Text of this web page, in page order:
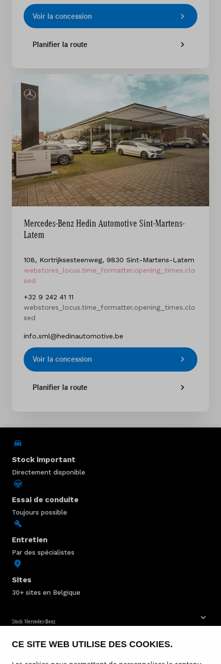
CE SITE WEB UTILISE DES COOKIES.
Voir la concession
Planifier la route
Mercedes-Benz Hedin Automotive Sint-Martens-
Latem
108, Kortrijksesteenweg, 9830 Sint-Martens-Latem
webstores_locus.time_formatter.opening_times.clo
sed
+32 9 242 41 11
webstores_locus.time_formatter.opening_times.clo
sed
info.sml@hedinautomotive.be
Voir la concession
Planifier la route
Stock important
Directement disponible
Essai de conduite
Toujours possible
Entretien
Par des spécialistes
Sites
30+ sites en Belgique
Stock Mercedes-Benz
Service & entretien